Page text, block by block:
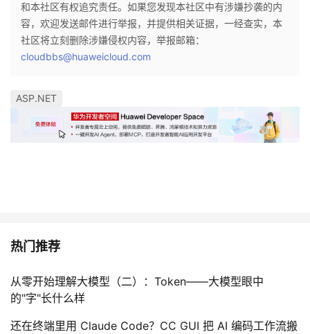
和本社区有权追究责任。如果您发现本社区中有涉嫌抄袭的内
容，欢迎发送邮件进行举报，并提供相关证据，一经查实，本
社区将立刻删除涉嫌侵权内容，举报邮箱：
cloudbbs@huaweicloud.com
ASP.NET
热门推荐
从零开始理解大模型（二）：Token——大模型眼中
的"字"长什么样
还在终端里用 Claude Code？CC GUI 把 AI 编码工作流搬